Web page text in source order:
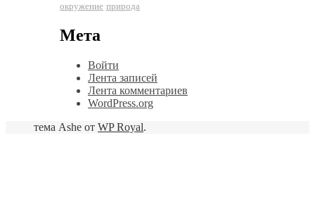
окружение природа
Мета
Войти
Лента записей
Лента комментариев
WordPress.org
тема Ashe от WP Royal.